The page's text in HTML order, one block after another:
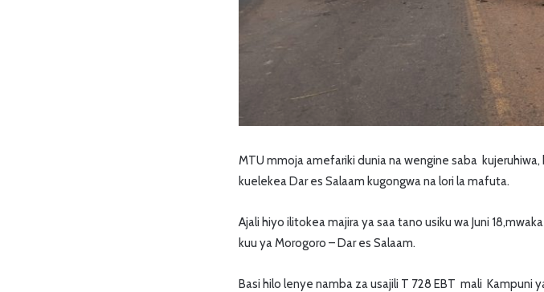
MTU mmoja amefariki dunia na wengine saba
kuelekea Dar es Salaam kugongwa na lori la mafuta.
Ajali hiyo ilitokea majira ya saa tano usiku wa Juni
kuu ya Morogoro – Dar es Salaam.
Basi hilo lenye namba za usajili T 728 EBT mali Kampuni